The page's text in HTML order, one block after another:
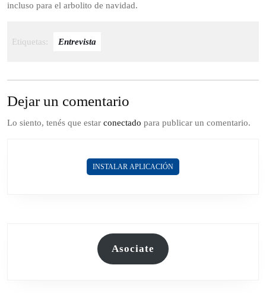
incluso para el arbolito de navidad.
Etiquetas: Entrevista
Dejar un comentario
Lo siento, tenés que estar conectado para publicar un comentario.
INSTALAR APLICACIÓN
Asociate